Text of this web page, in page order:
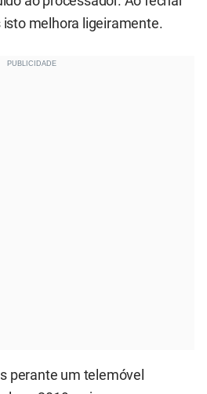
melhora ligeiramente.
perante um telemóvel